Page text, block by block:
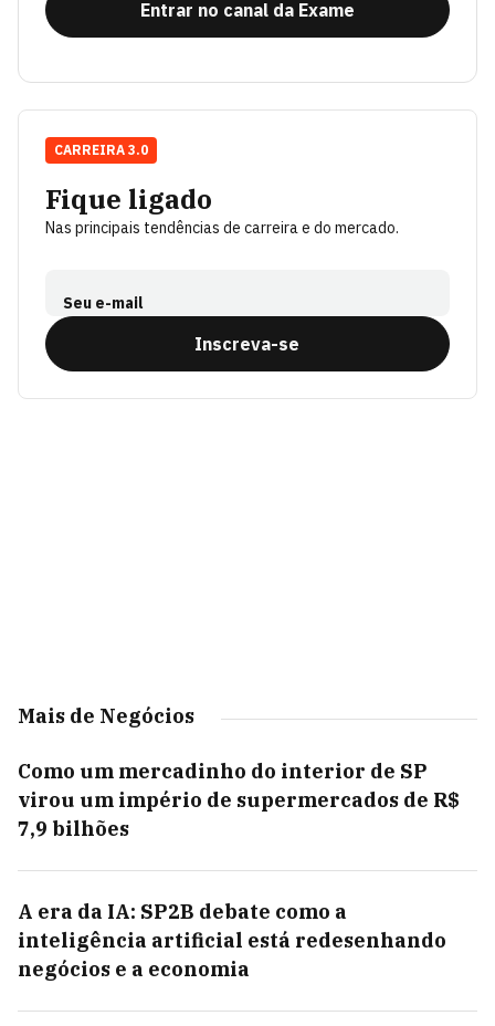
Entrar no canal da Exame
Fique ligado
Nas principais tendências de carreira e do mercado.
Seu e-mail
Inscreva-se
CARREIRA 3.0
Mais de Negócios
Como um mercadinho do interior de SP
virou um império de supermercados de R$
7,9 bilhões
A era da IA: SP2B debate como a
inteligência artificial está redesenhando
negócios e a economia